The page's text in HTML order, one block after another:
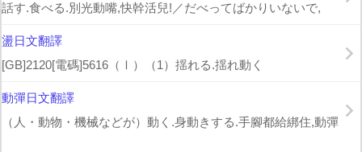
話す.食べる.別光動嘴,快幹活兒!／だべってばかりいないで,
盪日文翻譯
[GB]2120[電碼]5616（Ⅰ）（1）揺れる.揺れ動く
動彈日文翻譯
（人・動物・機械などが）動く.身動きする.手腳都給綁住,動彈